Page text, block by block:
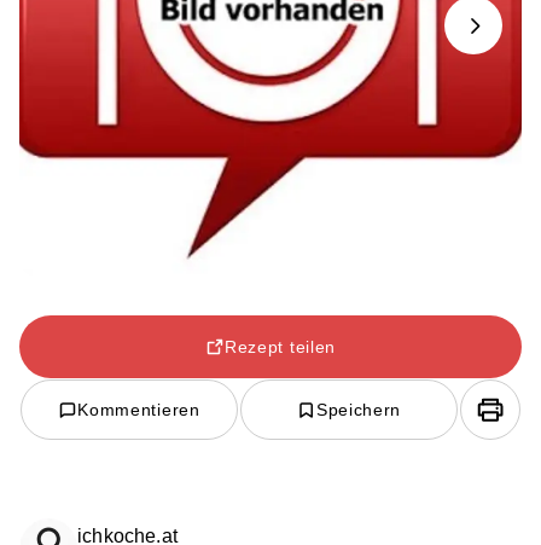
Next
Rezept teilen
Kommentieren Speichern
ichkoche.at